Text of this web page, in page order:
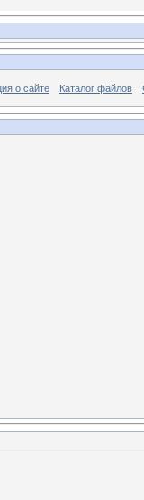
о сайте Каталог файлов